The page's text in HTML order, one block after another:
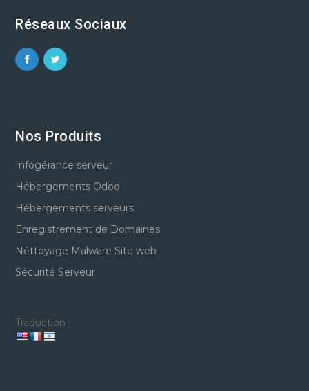
Réseaux Sociaux
Nos Produits
Infogérance serveur
Hébergements Odoo
Hébergements serveurs
Enregistrement de Domaines
Néttoyage Malware Site web
Sécurité Serveur
Traduction :